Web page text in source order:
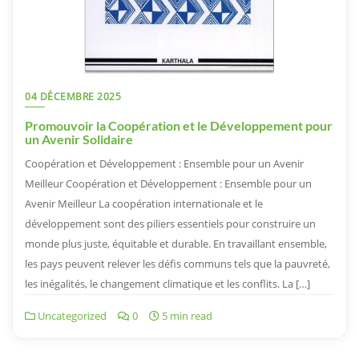
04 DÉCEMBRE 2025
Promouvoir la Coopération et le Développement pour
un Avenir Solidaire
Coopération et Développement : Ensemble pour un Avenir
Meilleur Coopération et Développement : Ensemble pour un
Avenir Meilleur La coopération internationale et le
développement sont des piliers essentiels pour construire un
monde plus juste, équitable et durable. En travaillant ensemble,
les pays peuvent relever les défis communs tels que la pauvreté,
les inégalités, le changement climatique et les conflits. La […]
Uncategorized 0 5 min read